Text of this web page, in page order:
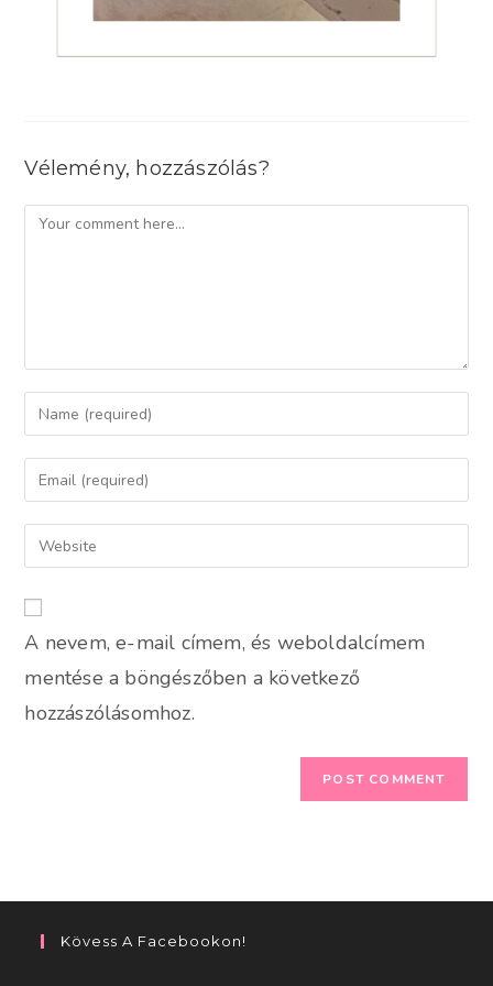
Vélemény, hozzászólás?
Comment
Enter
your
name
comment
Enter
your
email
address
Enter
your
URL
(optional)
A nevem, e-mail címem, és weboldalcímem
mentése a böngészőben a következő
hozzászólásomhoz.
Kövess A Facebookon!